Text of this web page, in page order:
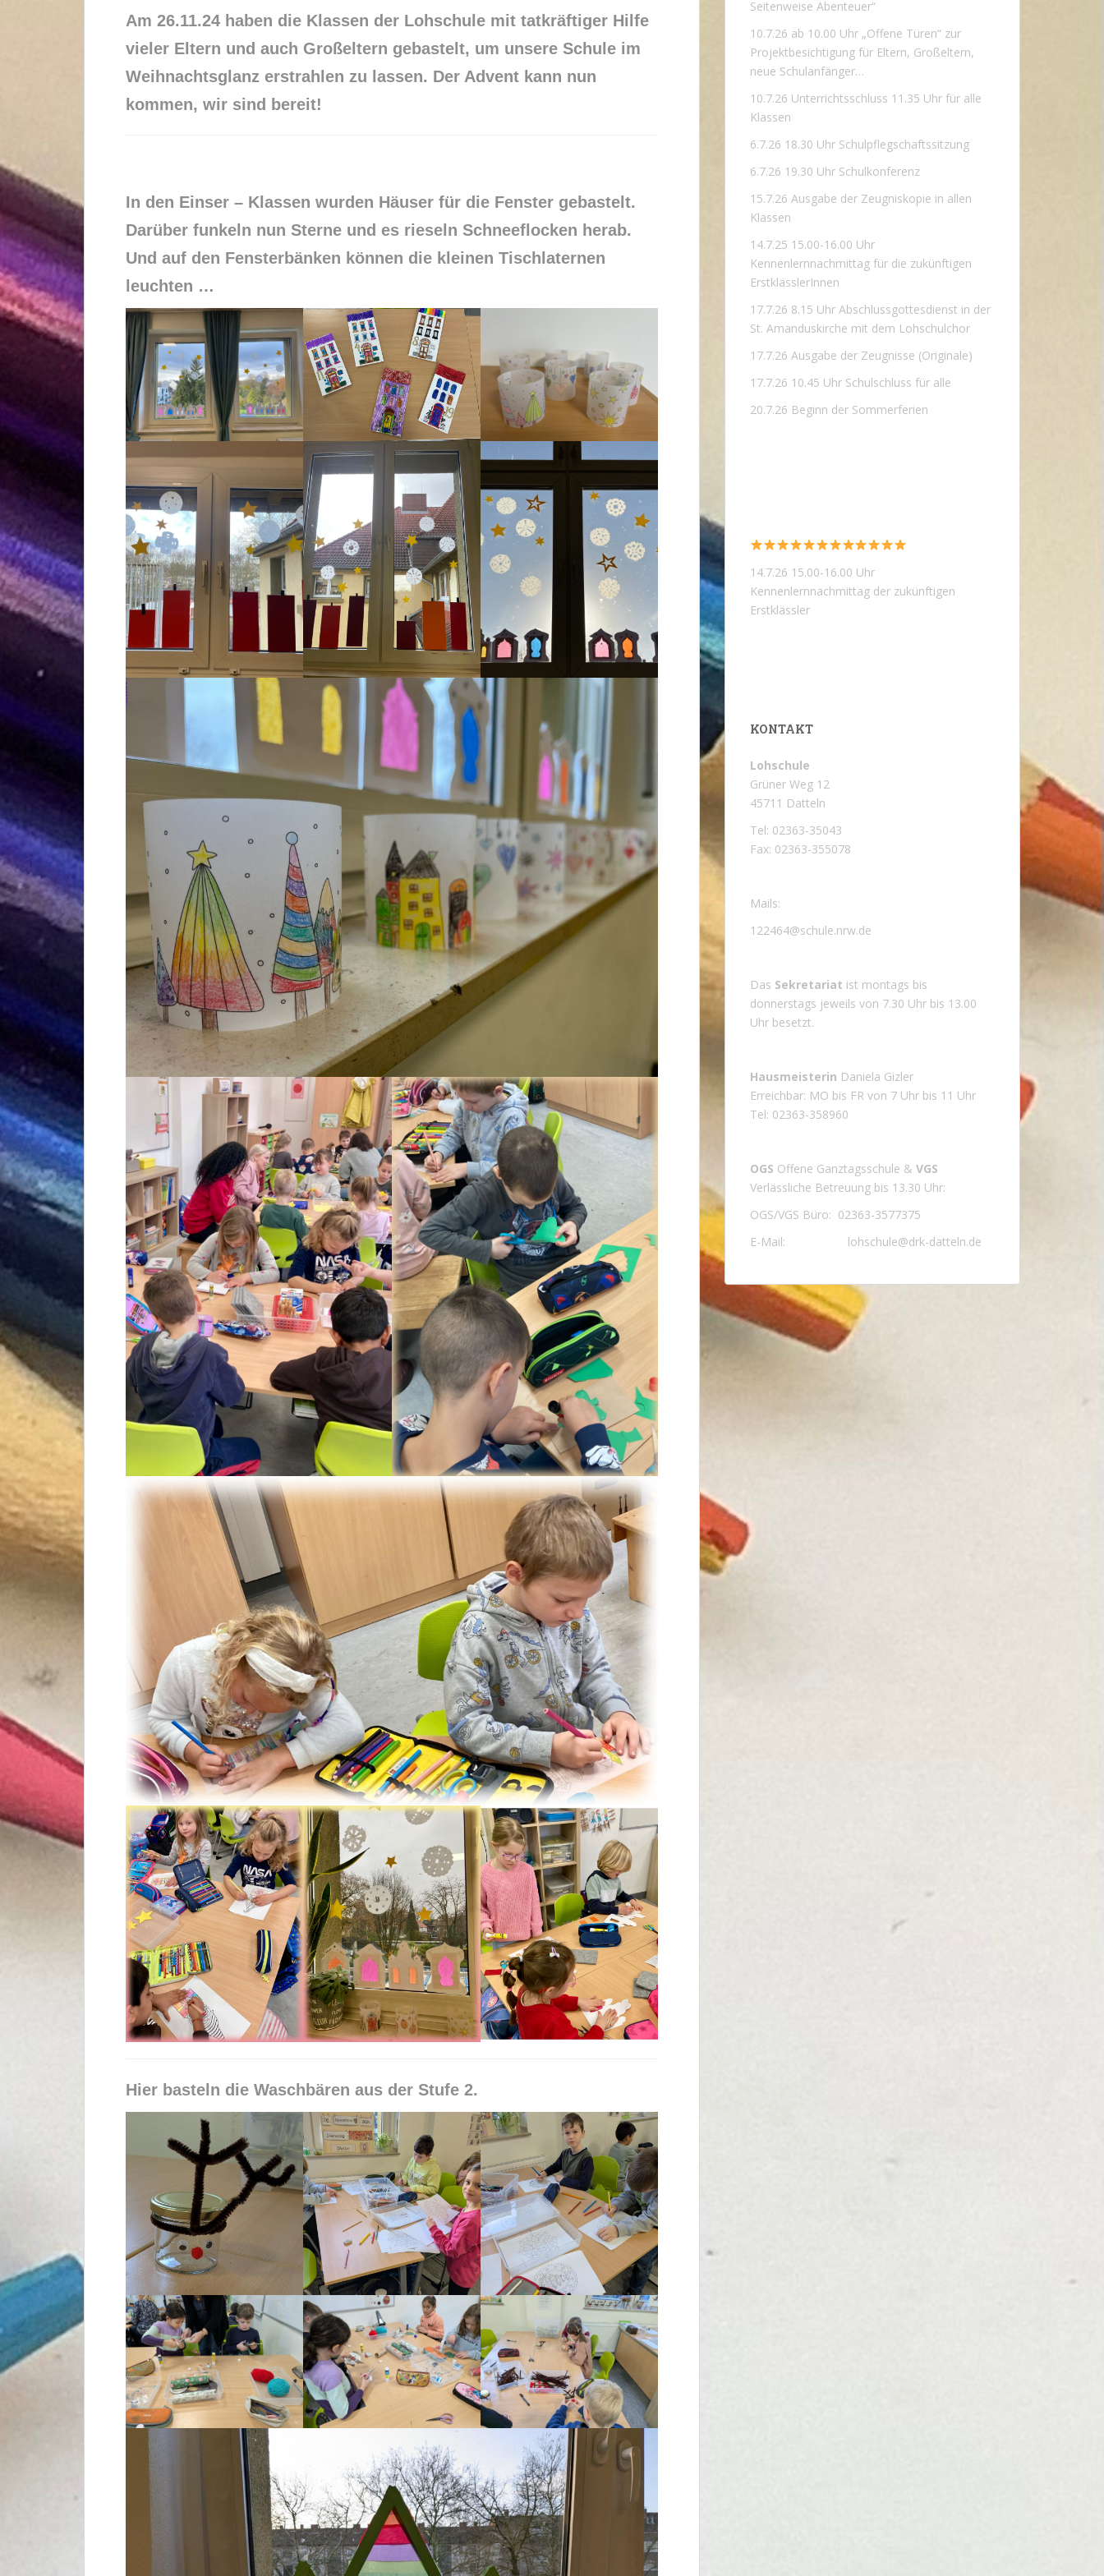
Am 26.11.24 haben die Klassen der Lohschule mit tatkräftiger Hilfe
vieler Eltern und auch Großeltern gebastelt, um unsere Schule im
Weihnachtsglanz erstrahlen zu lassen. Der Advent kann nun
kommen, wir sind bereit!
In den Einser – Klassen wurden Häuser für die Fenster gebastelt.
Darüber funkeln nun Sterne und es rieseln Schneeflocken herab.
Und auf den Fensterbänken können die kleinen Tischlaternen
leuchten …
Hier basteln die Waschbären aus der Stufe 2.
Seitenweise Abenteuer“
10.7.26 ab 10.00 Uhr „Offene Türen“ zur
Projektbesichtigung für Eltern, Großeltern,
neue Schulanfänger…
10.7.26 Unterrichtsschluss 11.35 Uhr für alle
Klassen
6.7.26 18.30 Uhr Schulpflegschaftssitzung
6.7.26 19.30 Uhr Schulkonferenz
15.7.26 Ausgabe der Zeugniskopie in allen
Klassen
14.7.25 15.00-16.00 Uhr
Kennenlernnachmittag für die zukünftigen
ErstklässlerInnen
17.7.26 8.15 Uhr Abschlussgottesdienst in der
St. Amanduskirche mit dem Lohschulchor
17.7.26 Ausgabe der Zeugnisse (Originale)
17.7.26 10.45 Uhr Schulschluss für alle
20.7.26 Beginn der Sommerferien
14.7.26 15.00-16.00 Uhr
Kennenlernnachmittag der zukünftigen
Erstklässler
KONTAKT
Lohschule
Grüner Weg 12
45711 Datteln
Tel: 02363-35043
Fax: 02363-355078
Mails:
122464@schule.nrw.de
Das Sekretariat ist montags bis
donnerstags jeweils von 7.30 Uhr bis 13.00
Uhr besetzt.
Hausmeisterin Daniela Gizler
Erreichbar: MO bis FR von 7 Uhr bis 11 Uhr
Tel: 02363-358960
OGS Offene Ganztagsschule & VGS
Verlässliche Betreuung bis 13.30 Uhr:
OGS/VGS Büro: 02363-3577375
E-Mail: lohschule@drk-datteln.de